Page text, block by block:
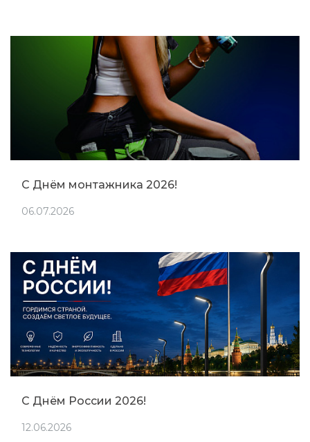
С Днём монтажника 2026!
06.07.2026
С Днём России 2026!
12.06.2026